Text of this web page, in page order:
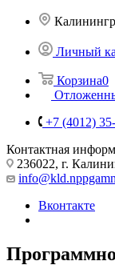
Личный
Корзина0
+7 (4012)
Контактная
236022, г.
Вконтакте